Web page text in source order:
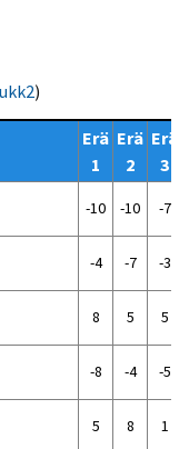
)
Erä
1
Erä
2
Erä
3
-10 -10 -7
-4 -7 -3
8 5 5
-8 -4 -5
5 8 1